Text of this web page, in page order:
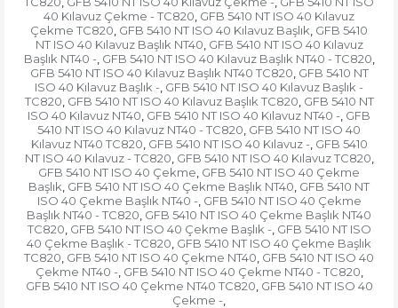
40 Kılavuz Çekme - TC820 GFB 5410 NT ISO 40 Kılavuz
Çekme TC820 GFB 5410 NT ISO 40 Kılavuz Başlık GFB 5410
NT ISO 40 Kılavuz Başlık NT40 GFB 5410 NT ISO 40 Kılavuz
Başlık NT40 - GFB 5410 NT ISO 40 Kılavuz Başlık NT40 - TC820
GFB 5410 NT ISO 40 Kılavuz Başlık NT40 TC820 GFB 5410 NT
ISO 40 Kılavuz Başlık - GFB 5410 NT ISO 40 Kılavuz Başlık -
TC820 GFB 5410 NT ISO 40 Kılavuz Başlık TC820 GFB 5410 NT
ISO 40 Kılavuz NT40 GFB 5410 NT ISO 40 Kılavuz NT40 - GFB
5410 NT ISO 40 Kılavuz NT40 - TC820 GFB 5410 NT ISO 40
Kılavuz NT40 TC820 GFB 5410 NT ISO 40 Kılavuz - GFB 5410
NT ISO 40 Kılavuz - TC820 GFB 5410 NT ISO 40 Kılavuz TC820
GFB 5410 NT ISO 40 Çekme GFB 5410 NT ISO 40 Çekme
Başlık GFB 5410 NT ISO 40 Çekme Başlık NT40 GFB 5410 NT
ISO 40 Çekme Başlık NT40 - GFB 5410 NT ISO 40 Çekme
Başlık NT40 - TC820 GFB 5410 NT ISO 40 Çekme Başlık NT40
TC820 GFB 5410 NT ISO 40 Çekme Başlık - GFB 5410 NT ISO
40 Çekme Başlık - TC820 GFB 5410 NT ISO 40 Çekme Başlık
TC820 GFB 5410 NT ISO 40 Çekme NT40 GFB 5410 NT ISO 40
Çekme NT40 - GFB 5410 NT ISO 40 Çekme NT40 - TC820
GFB 5410 NT ISO 40 Çekme NT40 TC820 GFB 5410 NT ISO 40
Çekme -